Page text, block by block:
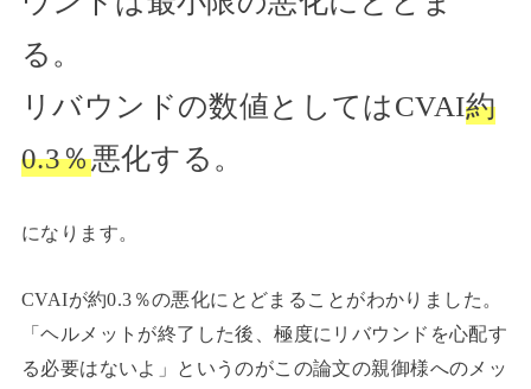
る。
リバウンドの数値としてはCVAI約
0.3％悪化する。
になります。
CVAIが約0.3％の悪化にとどまることがわかりました。
「ヘルメットが終了した後、極度にリバウンドを心配す
る必要はないよ」というのがこの論文の親御様へのメッ